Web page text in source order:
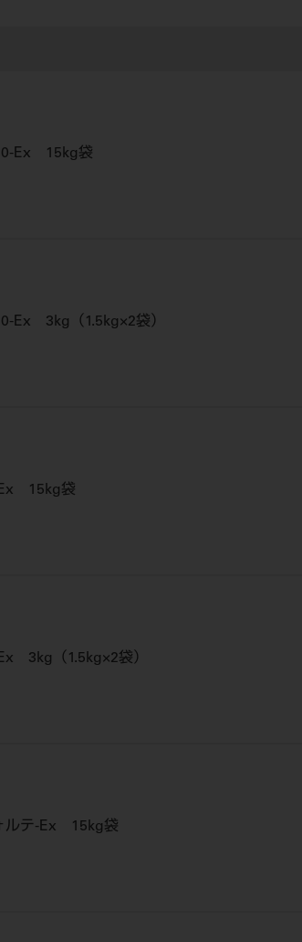
Ex 15kg袋
Ex 3kg（1.5kg×2袋）
Ex 15kg袋
3kg（1.5kg×2袋）
ルテ-Ex 15kg袋